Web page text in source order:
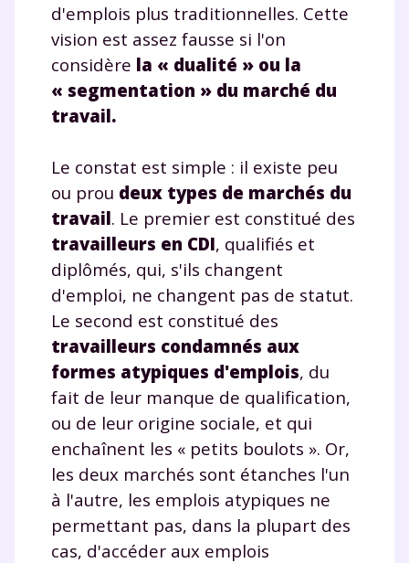
d'emplois plus traditionnelles. Cette
vision est assez fausse si l'on
considère la « dualité » ou la
« segmentation » du marché du
travail.
Le constat est simple : il existe peu
ou prou deux types de marchés du
travail. Le premier est constitué des
travailleurs en CDI, qualifiés et
diplômés, qui, s'ils changent
d'emploi, ne changent pas de statut.
Le second est constitué des
travailleurs condamnés aux
formes atypiques d'emplois, du
fait de leur manque de qualification,
ou de leur origine sociale, et qui
enchaînent les « petits boulots ». Or,
les deux marchés sont étanches l'un
à l'autre, les emplois atypiques ne
permettant pas, dans la plupart des
cas, d'accéder aux emplois